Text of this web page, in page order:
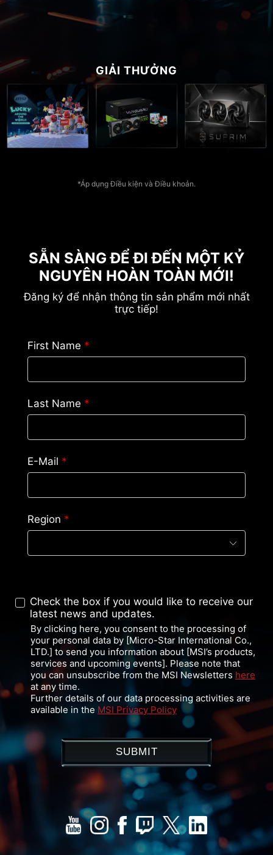
GIẢI THƯỞNG
*Áp dụng Điều kiện và Điều khoản.
SẴN SÀNG ĐỂ ĐI ĐẾN MỘT KỶ
NGUYÊN HOÀN TOÀN MỚI!
Đăng ký để nhận thông tin sản phẩm mới nhất
trực tiếp!
First Name *
Last Name *
E-Mail *
Region *
Check the box if you would like to receive our
latest news and updates.
By clicking here, you consent to the processing of
your personal data by [Micro-Star International Co.,
LTD.] to send you information about [MSI’s products,
services and upcoming events]. Please note that
you can unsubscribe from the MSI Newsletters here
at any time.
Further details of our data processing activities are
available in the MSI Privacy Policy
SUBMIT